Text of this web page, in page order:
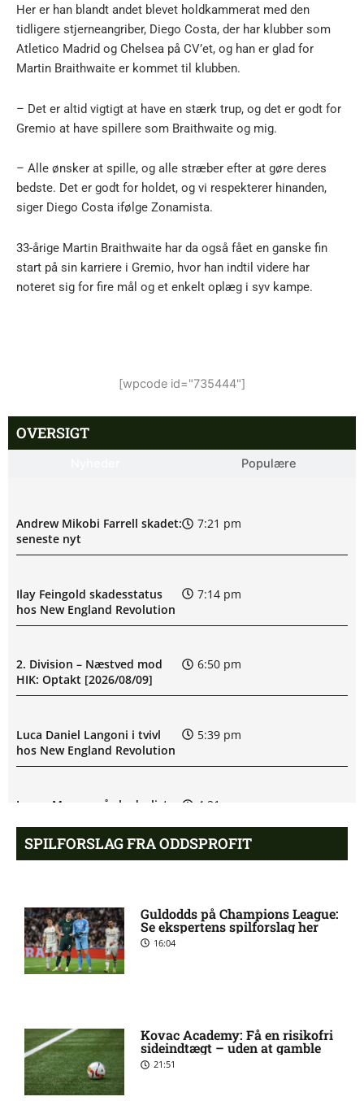
Her er han blandt andet blevet holdkammerat med den
tidligere stjerneangriber, Diego Costa, der har klubber som
Atletico Madrid og Chelsea på CV’et, og han er glad for
Martin Braithwaite er kommet til klubben.
– Det er altid vigtigt at have en stærk trup, og det er godt for
Gremio at have spillere som Braithwaite og mig.
– Alle ønsker at spille, og alle stræber efter at gøre deres
bedste. Det er godt for holdet, og vi respekterer hinanden,
siger Diego Costa ifølge Zonamista.
33-årige Martin Braithwaite har da også fået en ganske fin
start på sin karriere i Gremio, hvor han indtil videre har
noteret sig for fire mål og et enkelt oplæg i syv kampe.
[wpcode id="735444"]
OVERSIGT
Populære
Andrew Mikobi Farrell skadet:
seneste nyt
7:21 pm
Ilay Feingold skadesstatus
hos New England Revolution
7:14 pm
2. Division – Næstved mod
HIK: Optakt [2026/08/09]
6:50 pm
Luca Daniel Langoni i tvivl
hos New England Revolution
5:39 pm
James Maurer på skadeslisten
4:21 pm
Major League Soccer – New
England Revolution mod
Houston Dynamo: Optakt,
Skadesnyt: Kristoffer
Tønnessen ude for Start
SPILFORSLAG FRA ODDSPROFIT
Guldodds på Champions League:
Se ekspertens spilforslag her
16:04
Kovac Academy: Få en risikofri
sideindtægt – uden at gamble
21:51